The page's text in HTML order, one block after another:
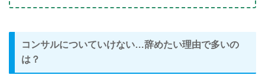
コンサルについていけない…辞めたい理由で多いの
は？